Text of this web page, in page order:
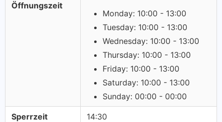
Öffnungszeit
Monday: 10:00 - 13:00
Tuesday: 10:00 - 13:00
Wednesday: 10:00 - 13:00
Thursday: 10:00 - 13:00
Friday: 10:00 - 13:00
Saturday: 10:00 - 13:00
Sunday: 00:00 - 00:00
Sperrzeit 14:30